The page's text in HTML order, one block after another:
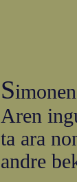
S
Aren
ta ara
andre